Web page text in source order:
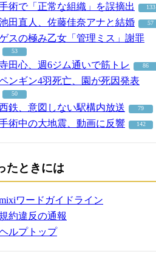
術で「正常な組織」を誤摘出 133
田直人、佐藤佳奈アナと結婚 57
スの極み乙女「管理ミス」謝罪
53
田心、週6ジム通いで筋トレ 86
ンギン4羽死亡、園が死因発表
50
西鉄、意図しない駅構内放送 79
術中の大地震、動画に反響 142
たときには
ワードガイドライン
規約違反の通報
ルプトップ